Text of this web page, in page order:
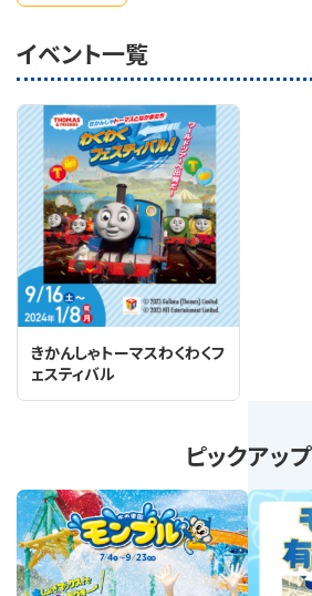
イベント一覧
きかんしゃトーマスわくわくフ
ェスティバル
ピックアップ